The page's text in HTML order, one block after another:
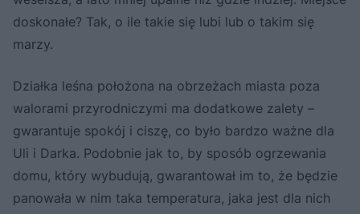
doskonałe? Tak, o ile takie się lubi lub o takim się
marzy.
Działka leśna położona na obrzeżach miasta poza
walorami przyrodniczymi ma dodatkowe zalety –
gwarantuje spokój i ciszę, co było bardzo ważne dla
Uli i Darka. Podobnie jak to, by sposób ogrzewania
domu, który wybudują, gwarantował im to, że będzie
panowała w nim taka temperatura, jaka jest dla nich